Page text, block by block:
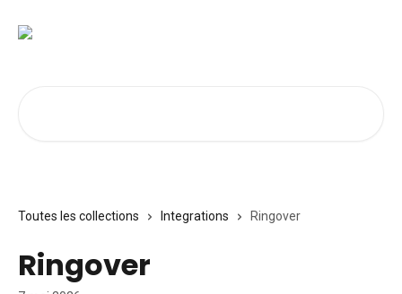
Toutes les collections Integrations Ringover
Ringover